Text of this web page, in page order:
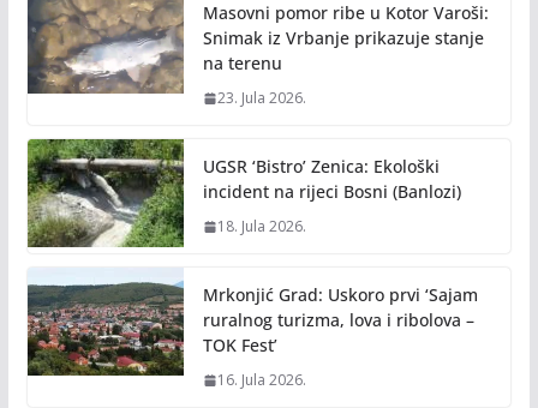
Masovni pomor ribe u Kotor Varoši:
Snimak iz Vrbanje prikazuje stanje
na terenu
23. Jula 2026.
UGSR ‘Bistro’ Zenica: Ekološki
incident na rijeci Bosni (Banlozi)
18. Jula 2026.
Mrkonjić Grad: Uskoro prvi ‘Sajam
ruralnog turizma, lova i ribolova –
TOK Fest’
16. Jula 2026.